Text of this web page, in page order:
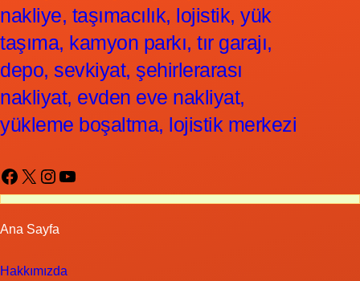
nakliye, taşımacılık, lojistik, yük
taşıma, kamyon parkı, tır garajı,
depo, sevkiyat, şehirlerarası
nakliyat, evden eve nakliyat,
yükleme boşaltma, lojistik merkezi
Facebook X Instagram YouTube
Ana Sayfa
Hakkımızda